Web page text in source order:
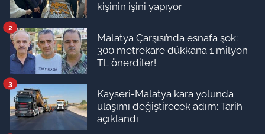
kişinin işini yapıyor
Malatya Çarşısı’nda esnafa şok:
300 metrekare dükkana 1 milyon
TL önerdiler!
2
Kayseri-Malatya kara yolunda
ulaşımı değiştirecek adım: Tarih
açıklandı
3